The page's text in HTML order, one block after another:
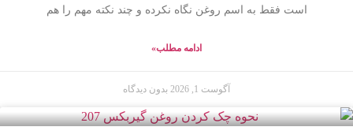
است فقط به اسم روغن نگاه نکرده و چند نکته مهم را هم
ادامه مطلب»
آگوست 1, 2026 بدون دیدگاه